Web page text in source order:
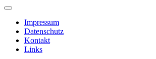
Impressum
Datenschutz
Kontakt
Links